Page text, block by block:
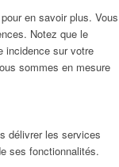
en savoir plus. Vous
Notez que le
incidence sur votre
sommes en mesure
délivrer les services
ses fonctionnalités.